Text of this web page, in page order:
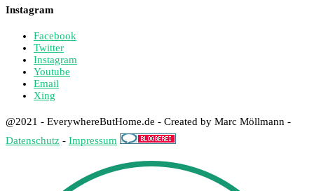
Instagram
Facebook
Twitter
Instagram
Youtube
Email
Xing
@2021 - EverywhereButHome.de - Created by Marc Möllmann -
Datenschutz - Impressum